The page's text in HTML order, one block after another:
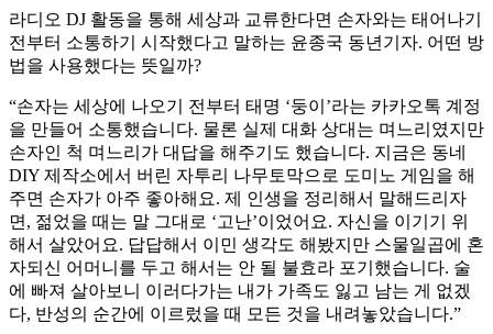
라디오 DJ 활동을 통해 세상과 교류한다면 손자와는 태어나기
전부터 소통하기 시작했다고 말하는 윤종국 동년기자. 어떤 방
법을 사용했다는 뜻일까?
“손자는 세상에 나오기 전부터 태명 ‘둥이’라는 카카오톡 계정
을 만들어 소통했습니다. 물론 실제 대화 상대는 며느리였지만
손자인 척 며느리가 대답을 해주기도 했습니다. 지금은 동네
DIY 제작소에서 버린 자투리 나무토막으로 도미노 게임을 해
주면 손자가 아주 좋아해요. 제 인생을 정리해서 말해드리자
면, 젊었을 때는 말 그대로 ‘고난’이었어요. 자신을 이기기 위
해서 살았어요. 답답해서 이민 생각도 해봤지만 스물일곱에 혼
자되신 어머니를 두고 해서는 안 될 불효라 포기했습니다. 술
에 빠져 살아보니 이러다가는 내가 가족도 잃고 남는 게 없겠
다, 반성의 순간에 이르렀을 때 모든 것을 내려놓았습니다.”